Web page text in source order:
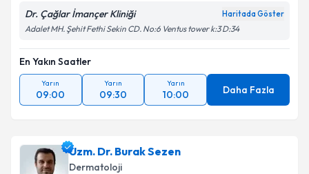
Dr. Çağlar İmançer Kliniği Haritada Göster
Adalet MH. Şehit Fethi Sekin CD. No:6 Ventus tower k:3 D:34
En Yakın Saatler
Yarın
09:00
Yarın
09:30
Yarın
10:00 Daha Fazla
Uzm. Dr. Burak Sezen
Dermatoloji